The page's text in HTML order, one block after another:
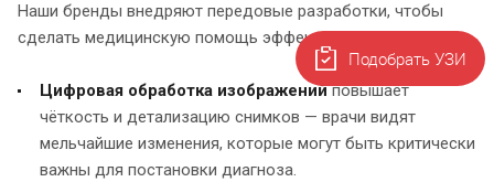
Наши бренды внедряют передовые разработки, чтобы
сделать медицинскую помощь эффективнее:
Цифровая обработка изображенийповышает
чёткость и детализацию снимков — врачи видят
мельчайшие изменения, которые могут быть критически
важны для постановки диагноза.
Подобрать УЗИ